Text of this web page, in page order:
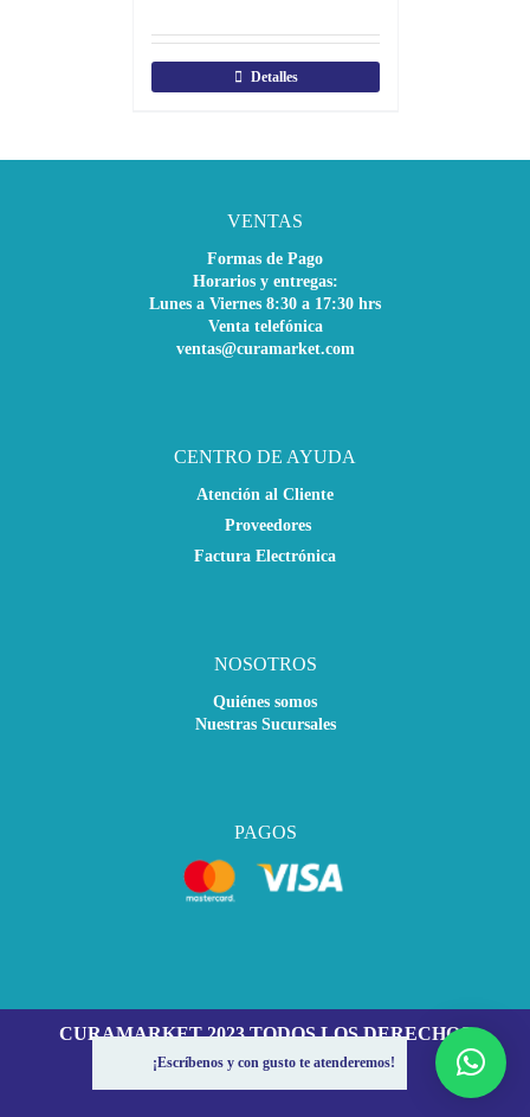
Detalles
VENTAS
Formas de Pago
Horarios y entregas:
Lunes a Viernes 8:30 a 17:30 hrs
Venta telefónica
ventas@curamarket.com
CENTRO DE AYUDA
Atención al Cliente
Proveedores
Factura Electrónica
NOSOTROS
Quiénes somos
Nuestras Sucursales
PAGOS
CURAMARKET 2023 TODOS LOS DERECHOS
RESERVADOS
¡Escríbenos y con gusto te atenderemos!